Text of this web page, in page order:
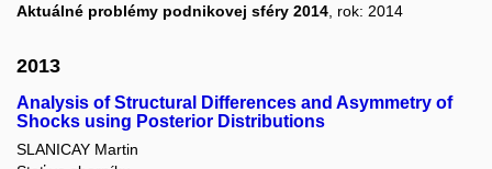
Aktuálné problémy podnikovej sféry 2014 , rok: 2014
2013
Analysis of Structural Differences and Asymmetry of
Shocks using Posterior Distributions
SLANICAY Martin